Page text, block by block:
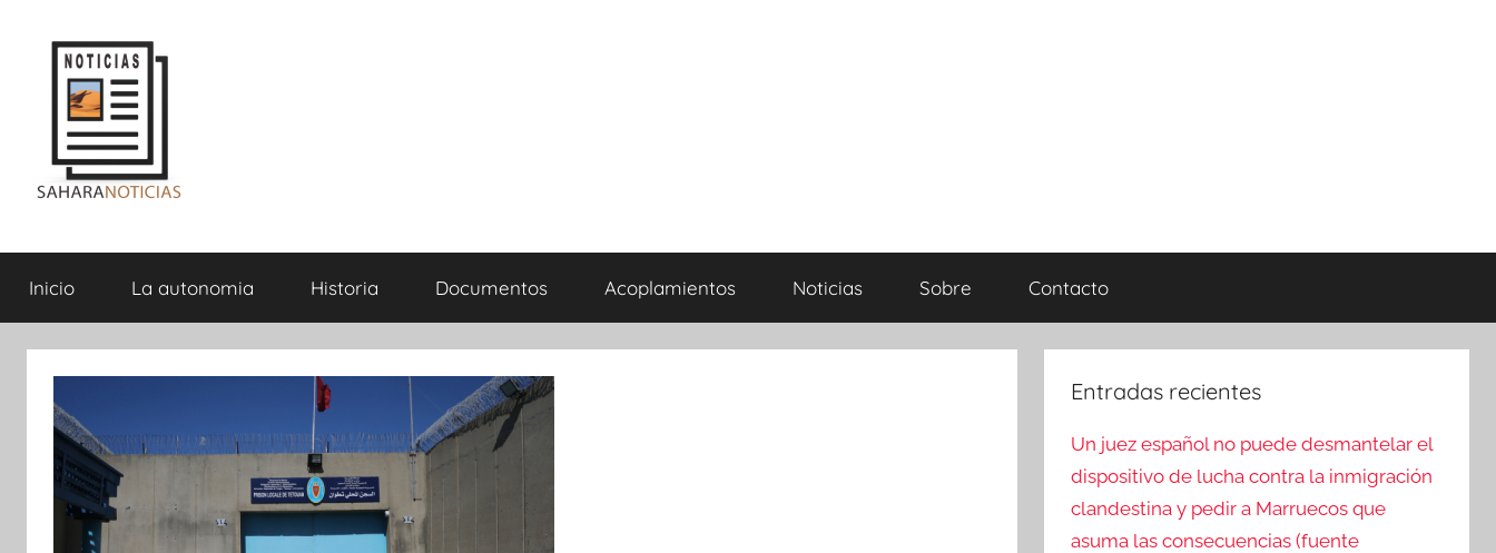
contenido
Sahara
Noticias
Inicio La autonomia Historia Documentos Acoplamientos Noticias Sobre Contacto
Entradas recientes
Un juez español no puede desmantelar el
dispositivo de lucha contra la inmigración
clandestina y pedir a Marruecos que
asuma las consecuencias (fuente